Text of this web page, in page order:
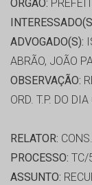
ORGÃO:
ADVOGADO(S):
ABRÃO, JOÃO
OBSERVAÇÃO:
ORD. T.P. DO
RELATOR:
PROCESSO: TC/
ASSUNTO: